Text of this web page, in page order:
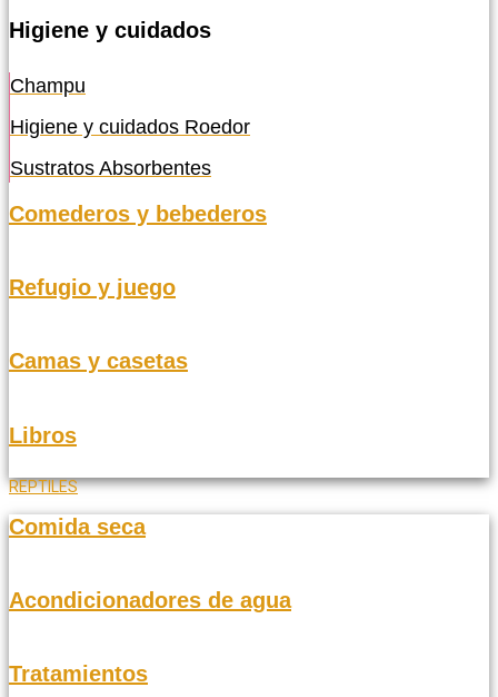
Higiene y cuidados
Champu
Higiene y cuidados Roedor
Sustratos Absorbentes
Comederos y bebederos
Refugio y juego
Camas y casetas
Libros
REPTILES
Comida seca
Acondicionadores de agua
Tratamientos